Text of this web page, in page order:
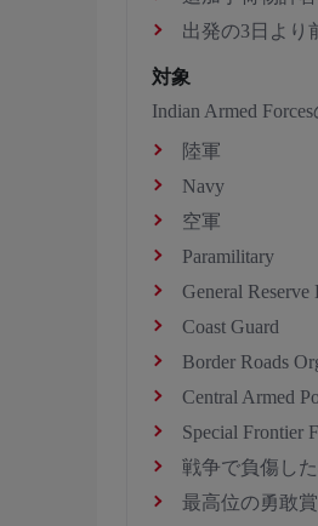
出発の3日より
対象
Indian Armed
陸軍
Navy
空軍
Paramilitary
General Reserve
Coast Guard
Border Roads
Central Armed
Special Frontier
戦争で負傷し
最高位の勇敢